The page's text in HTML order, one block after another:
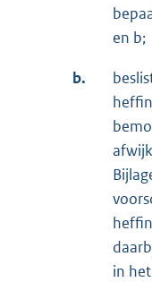
en b;
b.
in